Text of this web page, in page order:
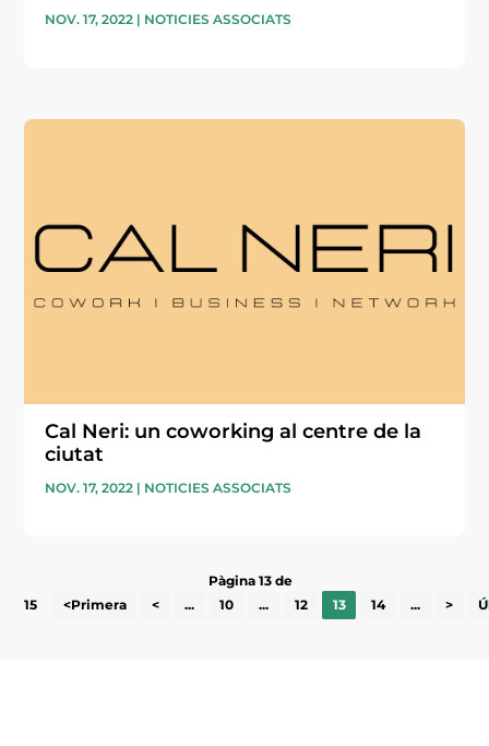
NOV. 17, 2022 | NOTICIES ASSOCIATS
Cal Neri: un coworking al centre de la
ciutat
NOV. 17, 2022 | NOTICIES ASSOCIATS
Pàgina 13 de
15
<Primera < ... 10 ... 12 13 14 ... >